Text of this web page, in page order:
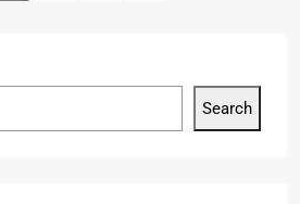
Search